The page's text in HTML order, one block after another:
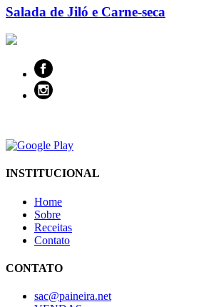
Salada de Jiló e Carne-seca
INSTITUCIONAL
Home
Sobre
Receitas
Contato
CONTATO
sac@paineira.net